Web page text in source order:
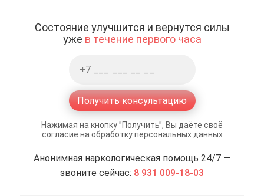
Состояние улучшится и вернутся силы
уже в течение первого часа
Получить консультацию
Нажимая на кнопку ”Получить”, Вы даёте своё
согласие на обработку персональных данных
Анонимная наркологическая помощь 24/7 —
звоните сейчас: 8 931 009-18-03